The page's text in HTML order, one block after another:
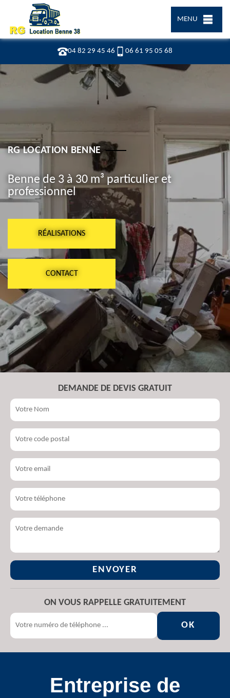
04 82 29 45 46 06 61 95 05 68
MENU
RG LOCATION BENNE
Benne de 3 à 30 m³ particulier et
professionnel
RÉALISATIONS
CONTACT
DEMANDE DE DEVIS GRATUIT
ON VOUS RAPPELLE GRATUITEMENT
Entreprise de